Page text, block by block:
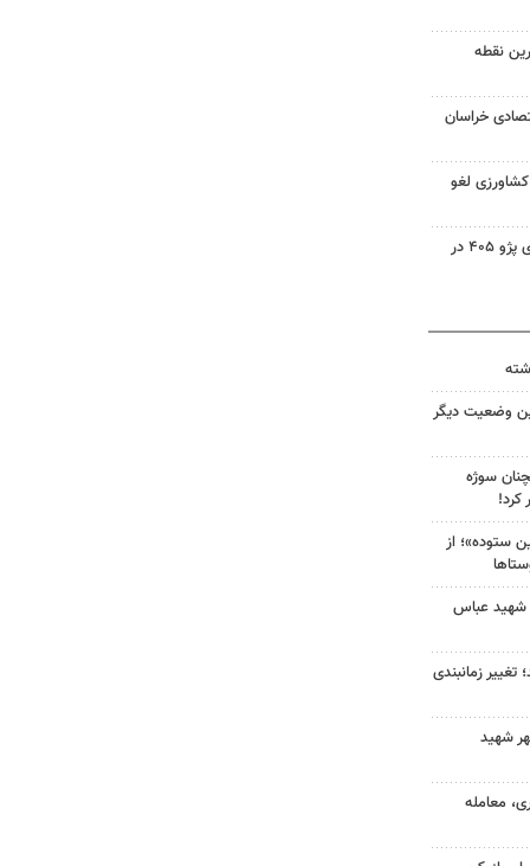
گرم‌ترین نقطه
خراسان
لغو
۳ فوتی در واژگونی و آتش‌سوزی پژو ۴۰۵ در
وضعیت دیگر
سوژه
کرد!
ستوده»؛ از
شهید عباس
تغییر زمانبندی
شهید
معامله